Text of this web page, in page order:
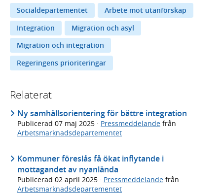
Socialdepartementet
Arbete mot utanförskap
Integration
Migration och asyl
Migration och integration
Regeringens prioriteringar
Relaterat
Ny samhällsorientering för bättre integration
Publicerad 07 maj 2025 · Pressmeddelande från
Arbetsmarknadsdepartementet
Kommuner föreslås få ökat inflytande i
mottagandet av nyanlända
Publicerad 02 april 2025 · Pressmeddelande från
Arbetsmarknadsdepartementet